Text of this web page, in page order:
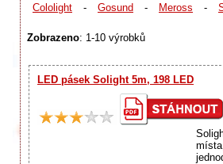
Cololight
- Gosund - Meross -
Zobrazeno: 1-10 výrobků
LED pásek Solight 5m, 198 LED